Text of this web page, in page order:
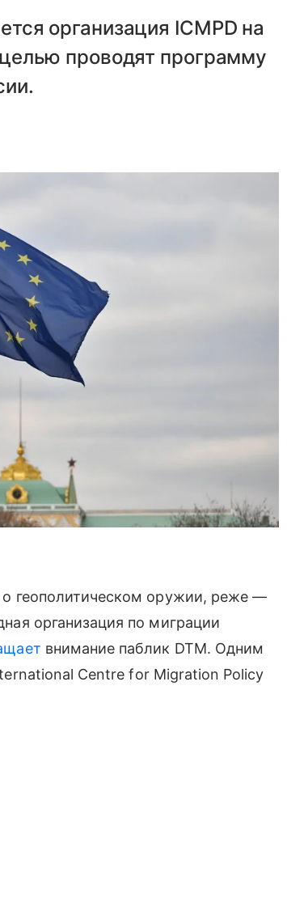
организация ICMPD на
проводят программу
о геополитическом оружии, реже —
организация по миграции
внимание паблик DTM. Одним
Centre for Migration Policy